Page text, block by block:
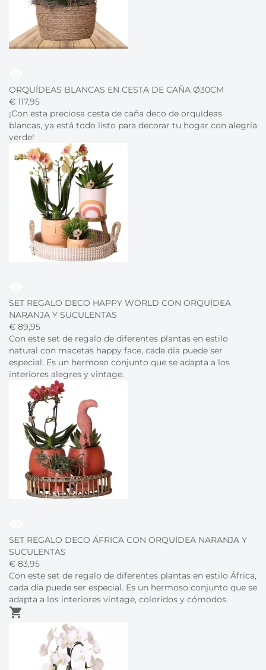
ORQUÍDEAS BLANCAS EN CESTA DE CAÑA Ø30CM
€ 117,95
¡Con esta preciosa cesta de caña deco de orquídeas
blancas, ya está todo listo para decorar tu hogar con alegría
verde!
SET REGALO DECO HAPPY WORLD CON ORQUÍDEA
NARANJA Y SUCULENTAS
€ 89,95
Con este set de regalo de diferentes plantas en estilo
natural con macetas happy face, cada día puede ser
especial. Es un hermoso conjunto que se adapta a los
interiores alegres y vintage.
SET REGALO DECO ÁFRICA CON ORQUÍDEA NARANJA Y
SUCULENTAS
€ 83,95
Con este set de regalo de diferentes plantas en estilo África,
cada día puede ser especial. Es un hermoso conjunto que se
adapta a los interiores vintage, coloridos y cómodos.
shopping_cart